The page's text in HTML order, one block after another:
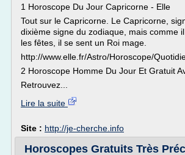
1 Horoscope Du Jour Capricorne - Elle
Tout sur le Capricorne. Le Capricorne,
dixième signe du zodiaque, mais comme
les fêtes, il se sent un Roi mage.
http://www.elle.fr/Astro/Horoscope/
2 Horoscope Homme Du Jour Et Gratuit
Retrouvez...
Lire la suite
Site : http://je-cherche.info
Horoscopes Gratuits Très